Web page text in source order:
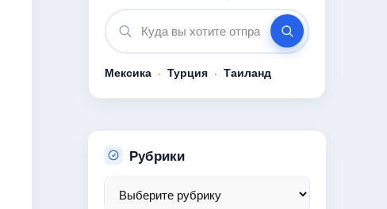
Мексика · Турция · Таиланд
Рубрики